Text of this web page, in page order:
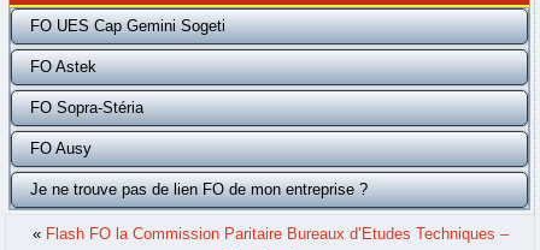
FO UES Cap Gemini Sogeti
FO Astek
FO Sopra-Stéria
FO Ausy
Je ne trouve pas de lien FO de mon entreprise ?
« Flash FO la Commission Paritaire Bureaux d’Etudes Techniques –